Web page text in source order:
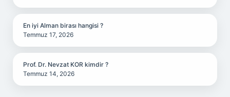
En iyi Alman birası hangisi ?
Temmuz 17, 2026
Prof. Dr. Nevzat KOR kimdir ?
Temmuz 14, 2026